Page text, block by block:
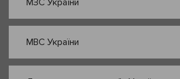
МЗС України
МВС України